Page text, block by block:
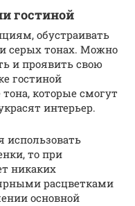
гостиной
обустраивать
серых тонах. Можно
и проявить свою
гостиной
которые смогут
интерьер.
использовать
то при
никаких
расцветками
основной